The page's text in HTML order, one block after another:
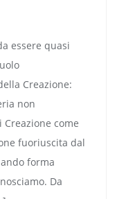
essere quasi
Creazione:
non
come
fuoriuscita dal
forma
Da